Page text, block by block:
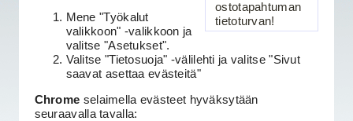
ostotapahtuman
tietoturvan!
Mene "Työkalut
valikkoon" -valikkoon ja
valitse "Asetukset".
Valitse "Tietosuoja" -välilehti ja valitse "Sivut
saavat asettaa evästeitä"
Chrome selaimella evästeet hyväksytään
seuraavalla tavalla: